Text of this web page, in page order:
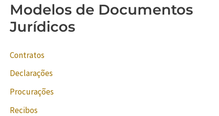
Modelos de Documentos
Jurídicos
Contratos
Declarações
Procurações
Recibos